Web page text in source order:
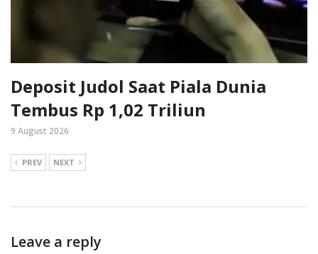
Deposit Judol Saat Piala Dunia
Tembus Rp 1,02 Triliun
9 August 2026
PREV NEXT
Leave a reply